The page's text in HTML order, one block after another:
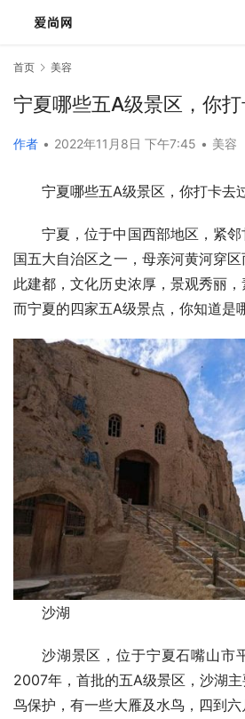
首页 美容
宁夏哪些五A级景区，你
作者 • 2022年11月8日 下午7:45 • 美容
宁夏哪些五A级景区，你打卡去
宁夏，位于中国西部地区，紧
国五大自治区之一，母亲河黄河穿
此建都，文化历史浓厚，景观秀丽，
而宁夏的四家五A级景点，你知道是
沙湖
沙湖景区，位于宁夏石嘴山市
2007年，首批的五A级景区，沙湖
鸟保护，有一些大雁及水鸟，四到